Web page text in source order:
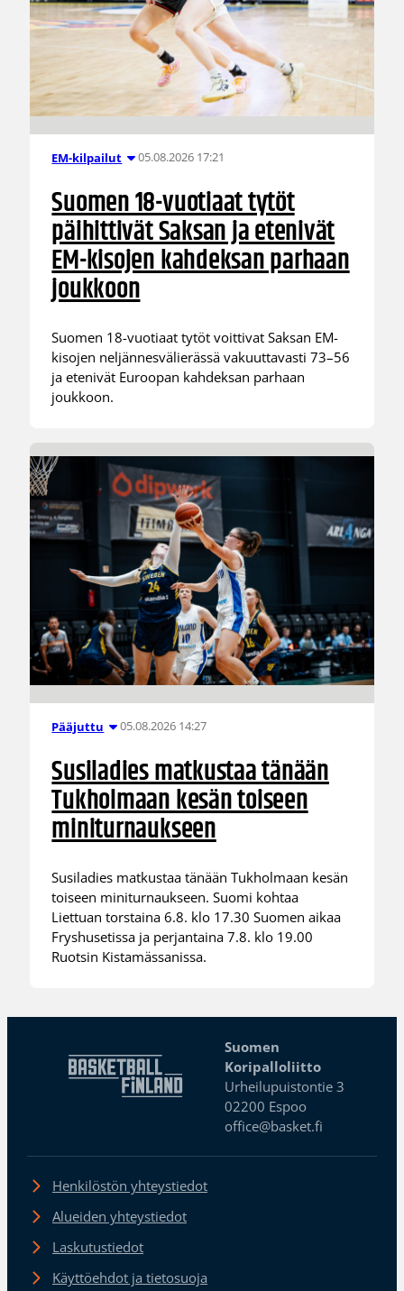
EM-kilpailut 05.08.2026 17:21
Suomen 18-vuotiaat tytöt
päihittivät Saksan ja etenivät
EM-kisojen kahdeksan parhaan
joukkoon
Suomen 18-vuotiaat tytöt voittivat Saksan EM-
kisojen neljännesvälierässä vakuuttavasti 73–56
ja etenivät Euroopan kahdeksan parhaan
joukkoon.
Pääjuttu 05.08.2026 14:27
Susiladies matkustaa tänään
Tukholmaan kesän toiseen
miniturnaukseen
Susiladies matkustaa tänään Tukholmaan kesän
toiseen miniturnaukseen. Suomi kohtaa
Liettuan torstaina 6.8. klo 17.30 Suomen aikaa
Fryshusetissa ja perjantaina 7.8. klo 19.00
Ruotsin Kistamässanissa.
Suomen
Koripalloliitto
Urheilupuistontie 3
02200 Espoo
office@basket.fi
Henkilöstön yhteystiedot
Alueiden yhteystiedot
Laskutustiedot
Käyttöehdot ja tietosuoja